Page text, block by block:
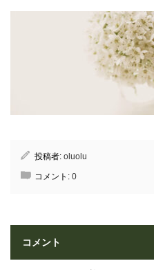
投稿者: oluolu
コメント: 0
コメント